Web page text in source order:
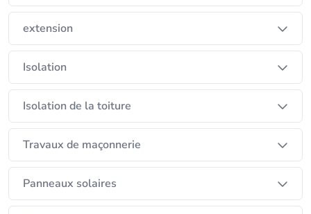
extension
Isolation
Isolation de la toiture
Travaux de maçonnerie
Panneaux solaires